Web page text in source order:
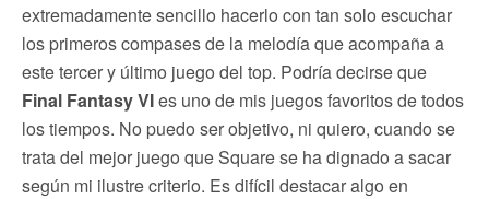
extremadamente sencillo hacerlo con tan solo escuchar
los primeros compases de la melodía que acompaña a
este tercer y último juego del top. Podría decirse que
Final Fantasy VIes uno de mis juegos favoritos de todos
los tiempos. No puedo ser objetivo, ni quiero, cuando se
trata del mejor juego que Square se ha dignado a sacar
según mi ilustre criterio. Es difícil destacar algo en